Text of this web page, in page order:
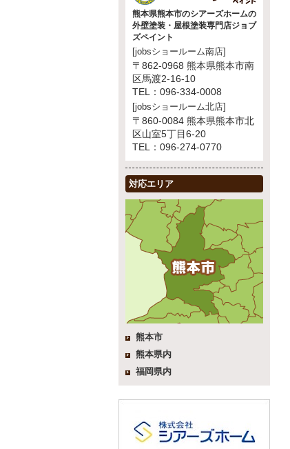
熊本県熊本市のシアーズホームの
外壁塗装・屋根塗装専門店ジョブ
ズペイント
[jobsショールーム南店]
〒862-0968 熊本県熊本市南
区馬渡2-16-10
TEL：096-334-0008
[jobsショールーム北店]
〒860-0084 熊本県熊本市北
区山室5丁目6-20
TEL：096-274-0770
対応エリア
熊本市
熊本県内
福岡県内